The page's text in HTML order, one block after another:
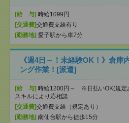
[給 与] 時給1099円
[交通費]交通費支給有り
[勤務地] 愛子駅から車7分
《週4日～！未経験OK！》倉庫
ング作業！[派遣]
[給 与] 時給1200円～ ※日払いOK(規
スキルにより応相談
[交通費]交通費支給（規定あり）
[勤務地] 南仙台駅から徒歩15分